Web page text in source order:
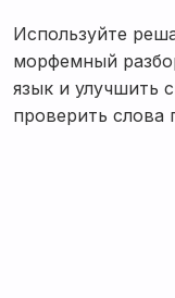
Используйте
морфемный
язык и улучшить
проверить слова